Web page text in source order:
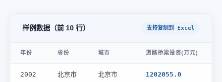
样例数据（前 10 行） 支持复制到 Excel
年份 省份 城市 道路桥梁投资(万元)
2002 北京市 北京市 1202055.0